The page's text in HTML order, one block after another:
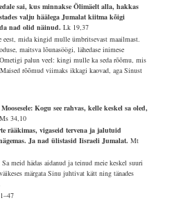
sai, kus minnakse Õlimäelt alla, hakkas
valju häälega Jumalat kiitma kõigi
nad olid näinud.Lk 19,37
eest, mida kingid mulle ümbritsevast maailmast.
maitsva lõunasöögi, lähedase inimese
Ometigi palun veel: kingi mulle ka seda rõõmu, mis
rõõmud viimaks ikkagi kaovad, aga Sinust
Kogu see rahvas, kelle keskel sa oled,
34,10
rääkimas, vigaseid tervena ja jalutuid
Ja nad ülistasid Iisraeli Jumalat.Mt
meid hädas aidanud ja teinud meie keskel suuri
märgata Sinu juhtivat kätt ning tänades